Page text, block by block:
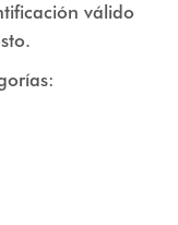
válido